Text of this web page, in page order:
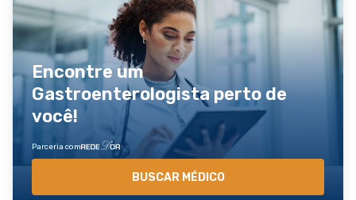
Encontre um
Gastroenterologista perto de
você!
Parceria com
BUSCAR MÉDICO